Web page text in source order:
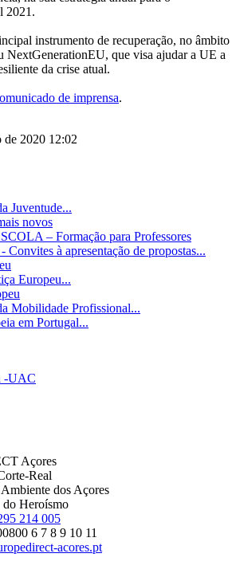
2021.
instrumento de recuperação, no âmbito
NextGenerationEU, que visa ajudar a UE a
da crise atual.
de imprensa.
de 2020 12:02
Juventude...
novos
– Formação para Professores
Convites à apresentação de propostas...
Europeu...
Mobilidade Profissional...
em Portugal...
-UAC
Açores
Real
dos Açores
Heroísmo
214 005
6 7 8 9 10 11
acores.pt